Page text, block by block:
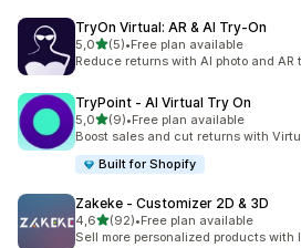
TryOn Virtual: AR & AI Try‑On
5,0na 5 gwiazdek
(5)
Łączna liczba recenzji: 5
•Free plan available
Reduce returns with AI photo and
TryPoint ‑ AI Virtual Try On
5,0na 5 gwiazdek
(9)
Łączna liczba recenzji: 9
•Free plan available
Boost sales and cut returns with
Built for Shopify
Zakeke ‑ Customizer 2D & 3D
4,6na 5 gwiazdek
(92)
Łączna liczba recenzji: 92
•Free plan available
Sell more personalized products with